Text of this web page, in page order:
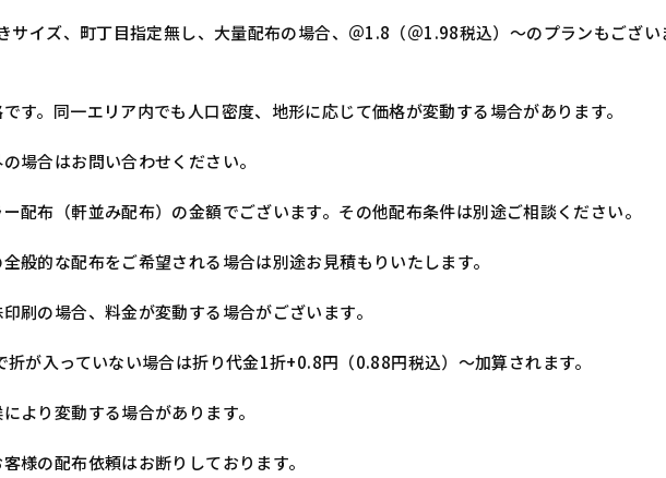
サイズ、町丁目指定無し、大量配布の場合、＠1.8（＠1.98税込）～のプランもござ
です。同一エリア内でも人口密度、地形に応じて価格が変動する場合があります。
場合はお問い合わせください。
配布（軒並み配布）の金額でございます。その他配布条件は別途ご相談ください。
般的な配布をご希望される場合は別途お見積もりいたします。
刷の場合、料金が変動する場合がございます。
折が入っていない場合は折り代金1折+0.8円（0.88円税込）～加算されます。
より変動する場合があります。
様の配布依頼はお断りしております。